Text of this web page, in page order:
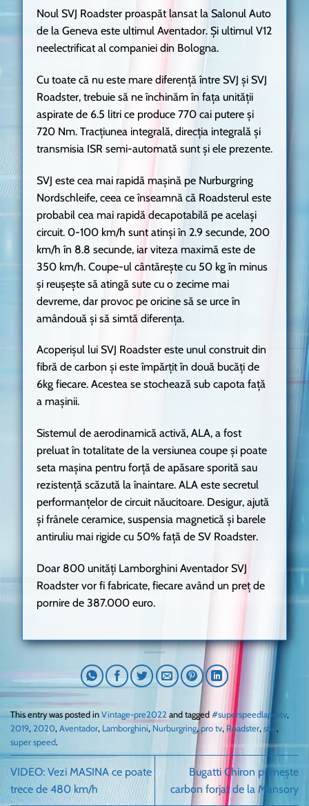
Noul SVJ Roadster proaspăt lansat la Salonul Auto
de la Geneva este ultimul Aventador. Și ultimul V12
neelectrificat al companiei din Bologna.
Cu toate că nu este mare diferență între SVJ și SVJ
Roadster, trebuie să ne închinăm în fața unității
aspirate de 6.5 litri ce produce 770 cai putere și
720 Nm. Tracțiunea integrală, direcția integrală și
transmisia ISR semi-automată sunt și ele prezente.
SVJ este cea mai rapidă mașină pe Nurburgring
Nordschleife, ceea ce înseamnă că Roadsterul este
probabil cea mai rapidă decapotabilă pe același
circuit. 0-100 km/h sunt atinși în 2.9 secunde, 200
km/h în 8.8 secunde, iar viteza maximă este de
350 km/h. Coupe-ul cântărește cu 50 kg în minus
și reușește să atingă sute cu o zecime mai
devreme, dar provoc pe oricine să se urce în
amândouă și să simtă diferența.
Acoperișul lui SVJ Roadster este unul construit din
fibră de carbon și este împărțit în două bucăți de
6kg fiecare. Acestea se stochează sub capota față
a mașinii.
Sistemul de aerodinamică activă, ALA, a fost
preluat în totalitate de la versiunea coupe și poate
seta mașina pentru forță de apăsare sporită sau
rezistență scăzută la înaintare. ALA este secretul
performanțelor de circuit năucitoare. Desigur, ajută
și frânele ceramice, suspensia magnetică și barele
antiruliu mai rigide cu 50% față de SV Roadster.
Doar 800 unități Lamborghini Aventador SVJ
Roadster vor fi fabricate, fiecare având un preț de
pornire de 387.000 euro.
This entry was posted in Vintage-pre2022 and tagged #superspeedlaprotv,
2019, 2020, Aventador, Lamborghini, Nurburgring, pro tv, Roadster, stiri,
super speed.
VIDEO: Vezi MASINA ce poate
trece de 480 km/h
Bugatti Chiron primește
carbon forjat de la Mansory